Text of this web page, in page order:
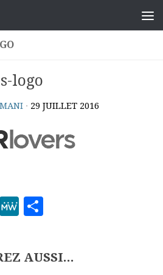
logo
· 29 JUILLET 2016
Tumblr
MeWe
AUSSI...